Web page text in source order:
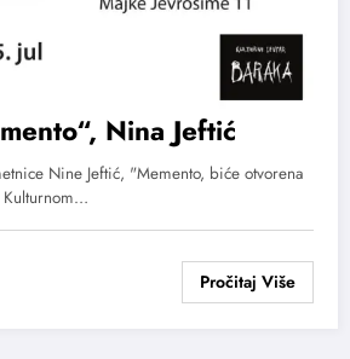
Nina Jeftić
Nine Jeftić, "Memento, biće otvorena
Kulturnom…